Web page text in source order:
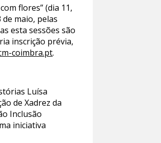
flores” (dia 11,
de maio, pelas
esta sessões são
inscrição prévia,
coimbra.pt.
Luísa
de Xadrez da
Inclusão
iniciativa